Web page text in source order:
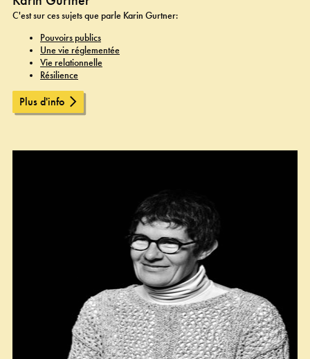
C'est sur ces sujets que parle Karin Gurtner:
Pouvoirs publics
Une vie réglementée
Vie relationnelle
Résilience
Plus d'info